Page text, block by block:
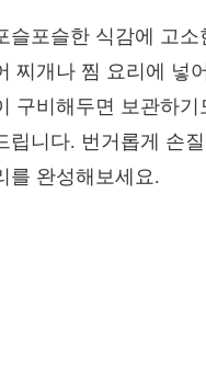
슬포슬한 식감에 고
찌개나 찜 요리에 넣
구비해두면 보관하
립니다. 번거롭게 손
를 완성해보세요.